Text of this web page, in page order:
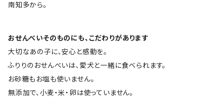
南知多から。
おせんべいそのものにも、こだわりがあります
大切なあの子に、安心と感動を。
ふりりのおせんべいは、愛犬と一緒に食べられます。
お砂糖もお塩も使いません。
無添加で、小麦・米・卵は使っていません。